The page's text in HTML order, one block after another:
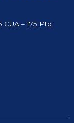
CUA – 175 Pto